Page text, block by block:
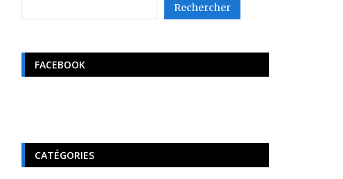
Rechercher
FACEBOOK
CATÉGORIES